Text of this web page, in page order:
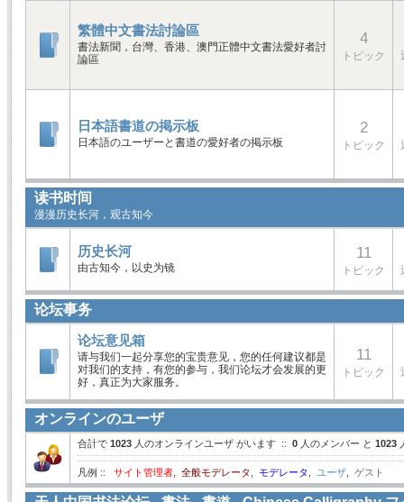
繁體中文書法討論區
書法新聞，台灣、香港、澳門正體中文書法愛好者討
論區
4
トピック
日本語書道の掲示板
日本語のユーザーと書道の愛好者の掲示板
2
トピック
读书时间
漫漫历史长河，观古知今
历史长河
由古知今，以史为镜
11
トピック
论坛事务
论坛意见箱
请与我们一起分享您的宝贵意见，您的任何建议都是
对我们的支持，有您的参与，我们论坛才会发展的更
好，真正为大家服务。
11
トピック
オンラインのユーザ
合計で 1023 人のオンラインユーザ がいます :: 0 人のメンバー と 1023
凡例 :: サイト管理者 全般モデレータ モデレータ ユーザ ゲスト